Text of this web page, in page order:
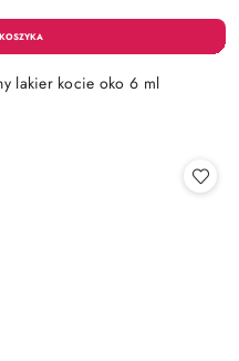
lakier kocie oko 6 ml